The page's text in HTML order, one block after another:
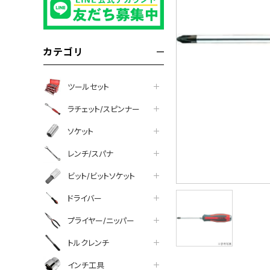
カテゴリ
ツールセット
ラチェット/スピンナー
ソケット
レンチ/スパナ
ビット/ビットソケット
ドライバー
プライヤー/ニッパー
トルクレンチ
インチ工具